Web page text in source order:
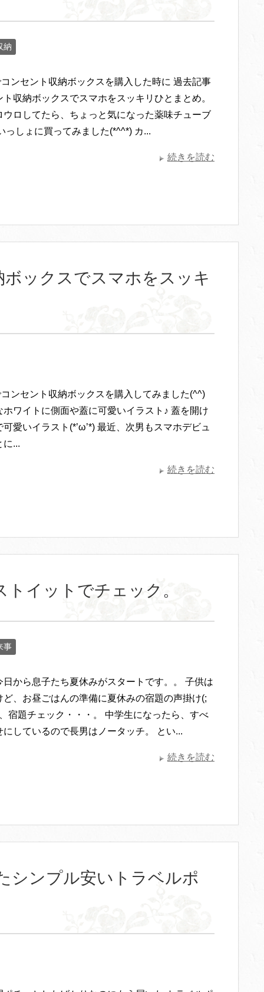
納
ンセント収納ボックスを購入した時に 過去記事
収納ボックスでスマホをスッキリひとまとめ。
ウロしてたら、ちょっと気になった薬味チューブ
っしょに買ってみました(*^^*) カ...
続きを読む
ックスでスマホをスッキ
ンセント収納ボックスを購入してみました(^^)
ホワイトに側面や蓋に可愛いイラスト♪ 蓋を開け
愛いイラスト(*’ω’*) 最近、次男もスマホデビュ
に...
続きを読む
イットでチェック。
事
日から息子たち夏休みがスタートです。。 子供は
ど、お昼ごはんの準備に夏休みの宿題の声掛け(;
宿題チェック・・・。 中学生になったら、すべ
にしているので長男はノータッチ。 とい...
続きを読む
シンプル安いトラベルポ